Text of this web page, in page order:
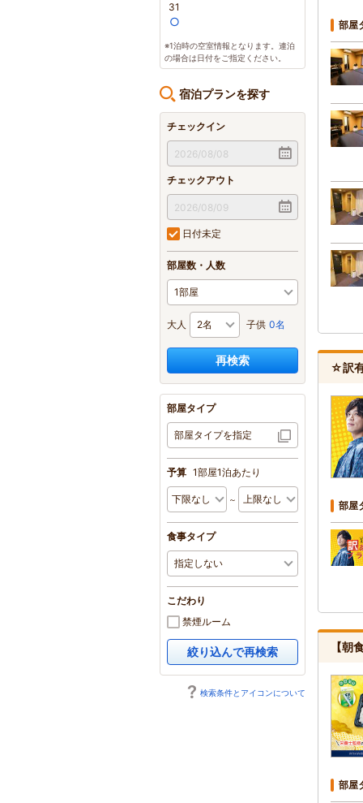
31
○
※1泊時の空室情報となります。連泊
の場合は日付をご指定ください。
宿泊プランを探す
チェックイン
チェックアウト
日付未定
部屋数・人数
大人 子供 0名
再検索
部屋タイプ
部屋タイプを指定
予算 1部屋1泊あたり
～
食事タイプ
こだわり
禁煙ルーム
絞り込んで再検索
検索条件とアイコンについて
部屋
☆訳
部屋
【朝
部屋